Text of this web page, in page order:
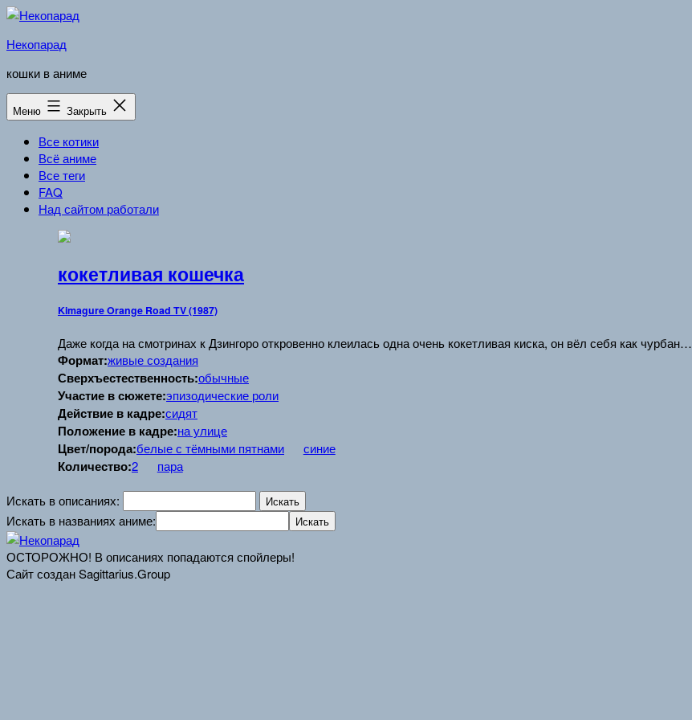
Перейти
содержимому
Некопарад
кошки в аниме
Меню Закрыть
Все котики
Всё аниме
Все теги
FAQ
Над сайтом работали
кокетливая кошечка
Kimagure Orange Road TV (1987)
Даже когда на смотринах к Дзингоро откровенно клеилась одна очень кокетливая киска, он вёл себя как чурбан…
Формат:живые создания
Сверхъестественность:обычные
Участие в сюжете:эпизодические роли
Действие в кадре:сидят
Положение в кадре:на улице
Цвет/порода:белые с тёмными пятнами синие
Количество:2 пара
Искать в описаниях:
Искать в названиях аниме:
ОСТОРОЖНО! В описаниях попадаются спойлеры!
Сайт создан Sagittarius.Group